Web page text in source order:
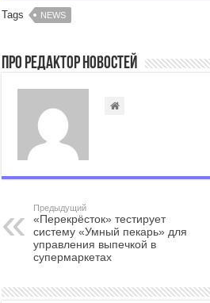
Tags NEWS
Про Редактор Новостей
Предыдущий
«Перекрёсток» тестирует
систему «Умный пекарь» для
управления выпечкой в
супермаркетах